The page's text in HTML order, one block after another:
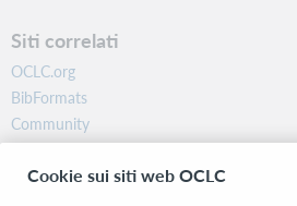
Siti correlati
OCLC.org
BibFormats
Community
Ricerca
WebJunction
Cookie sui siti web OCLC